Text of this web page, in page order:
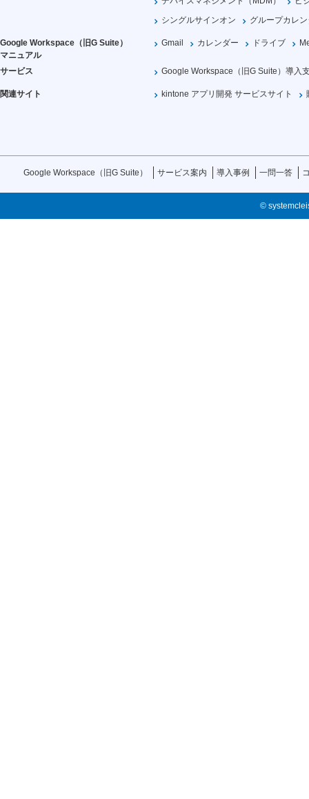
シングルサインオン
グループカレ
Google Workspace（旧G Suite）
マニュアル
Gmail カレンダー ドライブ
サービス Google Workspace（旧G Suite）導入
関連サイト kintone アプリ開発 サービスサイト
Google Workspace（旧G Suite） サービス案内 導入事例 一問一答
©